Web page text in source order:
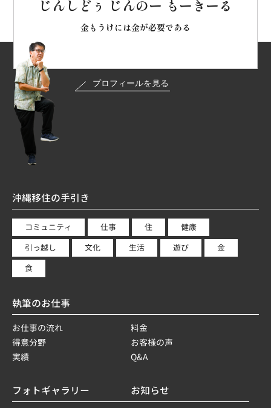
じんしどぅ じんのー もーきーる
金もうけには金が必要である
沖縄移住の手引き
コミュニティ 仕事 住
健康
引っ越し
文化 生活 遊び
金
食
執筆のお仕事
お仕事の流れ
料金
得意分野
お客様の声
実績
Q&A
フォトギャラリー お知らせ